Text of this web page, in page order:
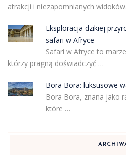
atrakcji i niezapomnianych
Eksploracja dzikiej
safari w Afryce
Safari w Afryce to
którzy pragną doświadczyć …
Bora Bora: luksusowe
Bora Bora, znana jako
które …